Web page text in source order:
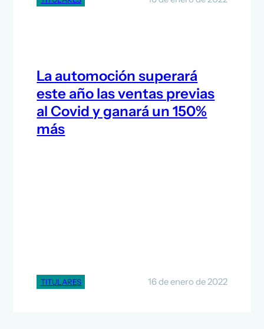
La automoción superará
este año las ventas previas
al Covid y ganará un 150%
más
TITULARES 16 de enero de 2022